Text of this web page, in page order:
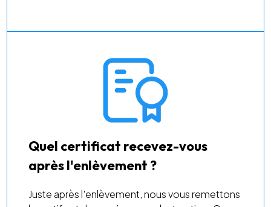
Quel certificat recevez-vous
après l'enlèvement ?
Juste après l'enlèvement, nous vous remettons